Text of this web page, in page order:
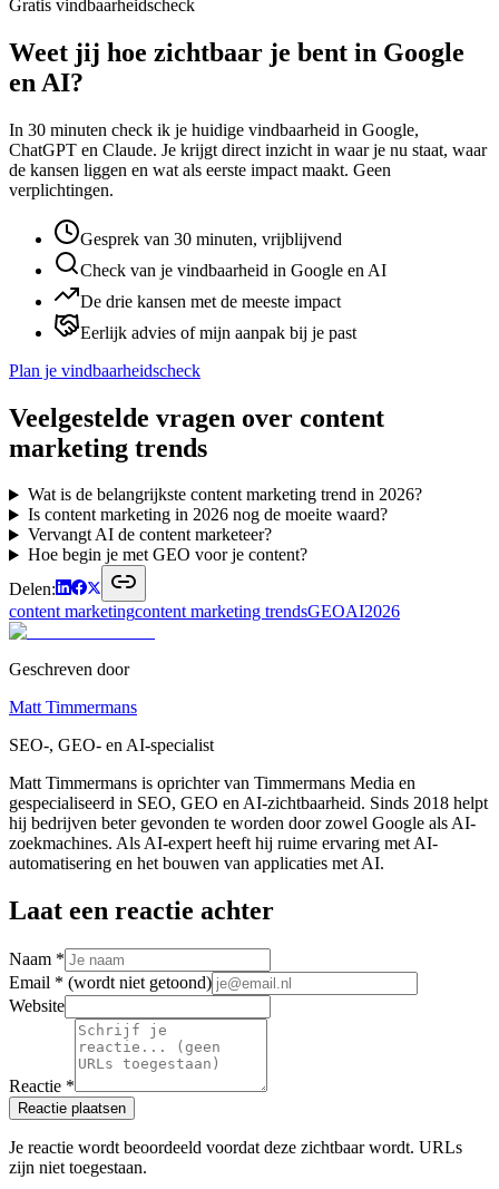
Gratis vindbaarheidscheck
Weet jij hoe zichtbaar je bent in Google
en AI?
In 30 minuten check ik je huidige vindbaarheid in Google,
ChatGPT en Claude. Je krijgt direct inzicht in waar je nu staat, waar
de kansen liggen en wat als eerste impact maakt. Geen
verplichtingen.
Gesprek van 30 minuten, vrijblijvend
Check van je vindbaarheid in Google en AI
De drie kansen met de meeste impact
Eerlijk advies of mijn aanpak bij je past
Plan je vindbaarheidscheck
Veelgestelde vragen over content
marketing trends
Wat is de belangrijkste content marketing trend in 2026?
Is content marketing in 2026 nog de moeite waard?
Vervangt AI de content marketeer?
Hoe begin je met GEO voor je content?
Delen:
content marketingcontent marketing trendsGEOAI2026
Geschreven door
Matt Timmermans
SEO-, GEO- en AI-specialist
Matt Timmermans is oprichter van Timmermans Media en
gespecialiseerd in SEO, GEO en AI-zichtbaarheid. Sinds 2018 helpt
hij bedrijven beter gevonden te worden door zowel Google als AI-
zoekmachines. Als AI-expert heeft hij ruime ervaring met AI-
automatisering en het bouwen van applicaties met AI.
Laat een reactie achter
Naam *
Email * (wordt niet getoond)
Website
Reactie *
Reactie plaatsen
Je reactie wordt beoordeeld voordat deze zichtbaar wordt. URLs
zijn niet toegestaan.